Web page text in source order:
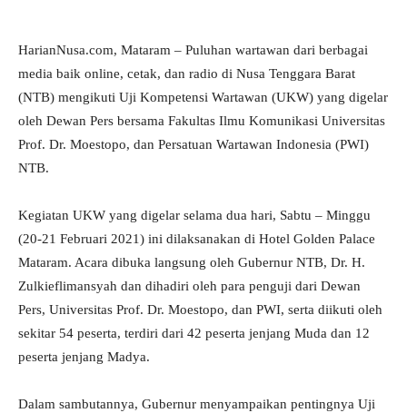
HarianNusa.com, Mataram – Puluhan wartawan dari berbagai
media baik online, cetak, dan radio di Nusa Tenggara Barat
(NTB) mengikuti Uji Kompetensi Wartawan (UKW) yang digelar
oleh Dewan Pers bersama Fakultas Ilmu Komunikasi Universitas
Prof. Dr. Moestopo, dan Persatuan Wartawan Indonesia (PWI)
NTB.
Kegiatan UKW yang digelar selama dua hari, Sabtu – Minggu
(20-21 Februari 2021) ini dilaksanakan di Hotel Golden Palace
Mataram. Acara dibuka langsung oleh Gubernur NTB, Dr. H.
Zulkieflimansyah dan dihadiri oleh para penguji dari Dewan
Pers, Universitas Prof. Dr. Moestopo, dan PWI, serta diikuti oleh
sekitar 54 peserta, terdiri dari 42 peserta jenjang Muda dan 12
peserta jenjang Madya.
Dalam sambutannya, Gubernur menyampaikan pentingnya Uji